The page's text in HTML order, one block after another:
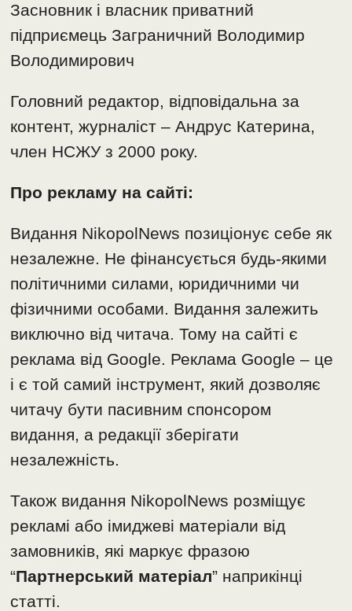
Засновник і власник приватний
підприємець Заграничний Володимир
Володимирович
Головний редактор, відповідальна за
контент, журналіст – Андрус Катерина,
член НСЖУ з 2000 року.
Про рекламу на сайті:
Видання NikopolNews позиціонує себе як
незалежне. Не фінансується будь-якими
політичними силами, юридичними чи
фізичними особами. Видання залежить
виключно від читача. Тому на сайті є
реклама від Google. Реклама Google – це
і є той самий інструмент, який дозволяє
читачу бути пасивним спонсором
видання, а редакції зберігати
незалежність.
Також видання NikopolNews розміщує
рекламі або імиджеві матеріали від
замовників, які маркує фразою
“Партнерський матеріал” наприкінці
статті.